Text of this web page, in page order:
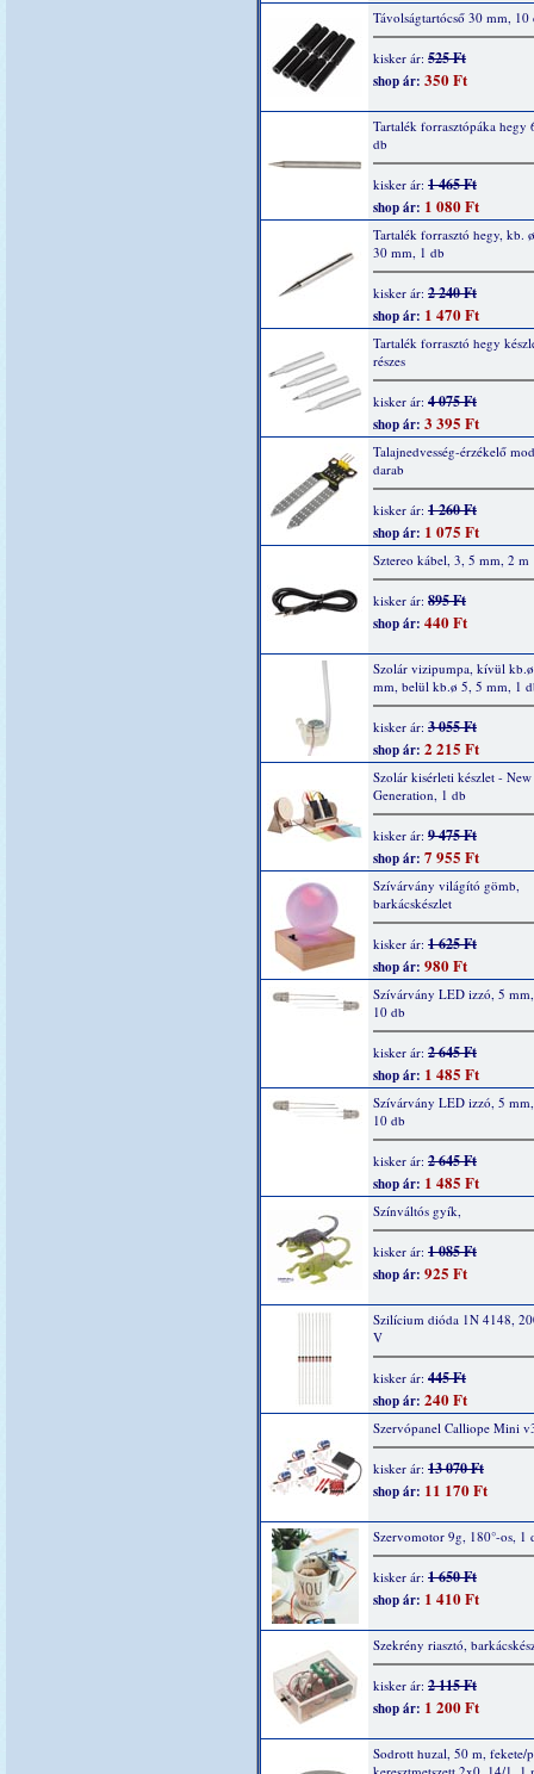
Távolságtartócső 30 mm, 10
kisker ár: 525 Ft
shop ár: 350 Ft
Tartalék forrasztópáka hegy
db
kisker ár: 1 465 Ft
shop ár: 1 080 Ft
Tartalék forrasztó hegy, kb.
30 mm, 1 db
kisker ár: 2 240 Ft
shop ár: 1 470 Ft
Tartalék forrasztó hegy
részes
kisker ár: 4 075 Ft
shop ár: 3 395 Ft
Talajnedvesség-érzékelő
darab
kisker ár: 1 260 Ft
shop ár: 1 075 Ft
Sztereo kábel, 3, 5 mm, 2 m
kisker ár: 895 Ft
shop ár: 440 Ft
Szolár vizipumpa, kívül
mm, belül kb.ø 5, 5 mm, 1
kisker ár: 3 055 Ft
shop ár: 2 215 Ft
Szolár kisérleti készlet - New
Generation, 1 db
kisker ár: 9 475 Ft
shop ár: 7 955 Ft
Szívárvány világító gömb,
barkácskészlet
kisker ár: 1 625 Ft
shop ár: 980 Ft
Szívárvány LED izzó, 5
10 db
kisker ár: 2 645 Ft
shop ár: 1 485 Ft
Szívárvány LED izzó, 5
10 db
kisker ár: 2 645 Ft
shop ár: 1 485 Ft
Színváltós gyík,
kisker ár: 1 085 Ft
shop ár: 925 Ft
Szilícium dióda 1N 4148,
V
kisker ár: 445 Ft
shop ár: 240 Ft
Szervópanel Calliope Mini
kisker ár: 13 070 Ft
shop ár: 11 170 Ft
Szervomotor 9g, 180°-os, 1
kisker ár: 1 650 Ft
shop ár: 1 410 Ft
Szekrény riasztó,
kisker ár: 2 115 Ft
shop ár: 1 200 Ft
Sodrott huzal, 50 m, fekete/